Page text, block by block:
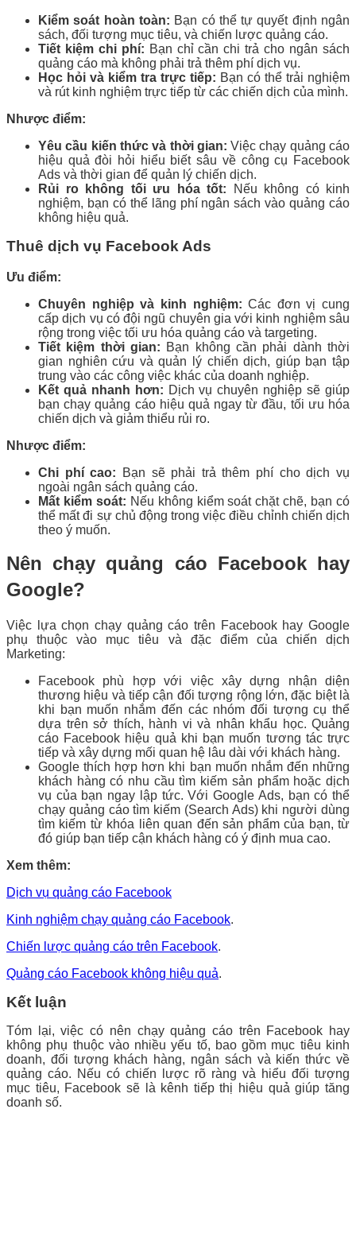
Kiểm soát hoàn toàn: Bạn có thể tự quyết định ngân
sách, đối tượng mục tiêu, và chiến lược quảng cáo.
Tiết kiệm chi phí: Bạn chỉ cần chi trả cho ngân sách
quảng cáo mà không phải trả thêm phí dịch vụ.
Học hỏi và kiểm tra trực tiếp: Bạn có thể trải nghiệm
và rút kinh nghiệm trực tiếp từ các chiến dịch của mình.
Nhược điểm:
Yêu cầu kiến thức và thời gian: Việc chạy quảng cáo
hiệu quả đòi hỏi hiểu biết sâu về công cụ Facebook
Ads và thời gian để quản lý chiến dịch.
Rủi ro không tối ưu hóa tốt: Nếu không có kinh
nghiệm, bạn có thể lãng phí ngân sách vào quảng cáo
không hiệu quả.
Thuê dịch vụ Facebook Ads
Ưu điểm:
Chuyên nghiệp và kinh nghiệm: Các đơn vị cung
cấp dịch vụ có đội ngũ chuyên gia với kinh nghiệm sâu
rộng trong việc tối ưu hóa quảng cáo và targeting.
Tiết kiệm thời gian: Bạn không cần phải dành thời
gian nghiên cứu và quản lý chiến dịch, giúp bạn tập
trung vào các công việc khác của doanh nghiệp.
Kết quả nhanh hơn: Dịch vụ chuyên nghiệp sẽ giúp
bạn chạy quảng cáo hiệu quả ngay từ đầu, tối ưu hóa
chiến dịch và giảm thiểu rủi ro.
Nhược điểm:
Chi phí cao: Bạn sẽ phải trả thêm phí cho dịch vụ
ngoài ngân sách quảng cáo.
Mất kiểm soát: Nếu không kiểm soát chặt chẽ, bạn có
thể mất đi sự chủ động trong việc điều chỉnh chiến dịch
theo ý muốn.
Nên chạy quảng cáo Facebook hay
Google?
Việc lựa chọn chạy quảng cáo trên Facebook hay Google
phụ thuộc vào mục tiêu và đặc điểm của chiến dịch
Marketing:
Facebook phù hợp với việc xây dựng nhận diện
thương hiệu và tiếp cận đối tượng rộng lớn, đặc biệt là
khi bạn muốn nhắm đến các nhóm đối tượng cụ thể
dựa trên sở thích, hành vi và nhân khẩu học. Quảng
cáo Facebook hiệu quả khi bạn muốn tương tác trực
tiếp và xây dựng mối quan hệ lâu dài với khách hàng.
Google thích hợp hơn khi bạn muốn nhắm đến những
khách hàng có nhu cầu tìm kiếm sản phẩm hoặc dịch
vụ của bạn ngay lập tức. Với Google Ads, bạn có thể
chạy quảng cáo tìm kiếm (Search Ads) khi người dùng
tìm kiếm từ khóa liên quan đến sản phẩm của bạn, từ
đó giúp bạn tiếp cận khách hàng có ý định mua cao.
Xem thêm:
Dịch vụ quảng cáo Facebook
Kinh nghiệm chạy quảng cáo Facebook.
Chiến lược quảng cáo trên Facebook.
Quảng cáo Facebook không hiệu quả.
Kết luận
Tóm lại, việc có nên chạy quảng cáo trên Facebook hay
không phụ thuộc vào nhiều yếu tố, bao gồm mục tiêu kinh
doanh, đối tượng khách hàng, ngân sách và kiến thức về
quảng cáo. Nếu có chiến lược rõ ràng và hiểu đối tượng
mục tiêu, Facebook sẽ là kênh tiếp thị hiệu quả giúp tăng
doanh số.